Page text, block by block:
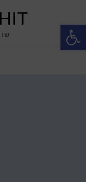
פתח סרגל נגישות